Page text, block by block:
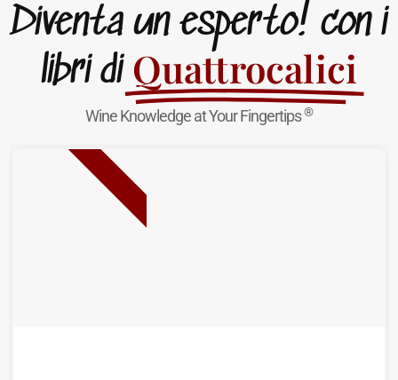
Diventa un esperto! con i
libri di Quattrocalici
Wine Knowledge at Your Fingertips®
NUOVA USCITA